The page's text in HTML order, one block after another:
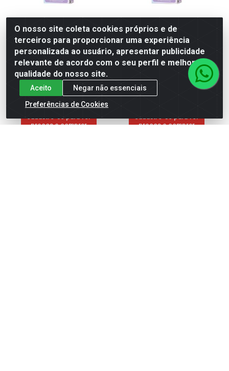
COR E TON SEM AMONIA 6.7
CHOCOLATE
Código: 323524
Embalagem: Unidade
Caixa contém 6 unidade(s)
Faça seu login ou
cadastre-se para ver
preços e comprar
COR E TON SEM AMONIA 1.7
PRET AZUL ESPEC
Código: 323525
Embalagem: Unidade
Caixa contém 6 unidade(s)
cadastre-se para ver
preços e comprar
O nosso site coleta cookies próprios e de
terceiros para proporcionar uma experiência
personalizada ao usuário, apresentar publicidade
relevante de acordo com o seu perfil e melhorar a
qualidade do nosso site.
Aceito
Negar não essenciais
Preferências de Cookies